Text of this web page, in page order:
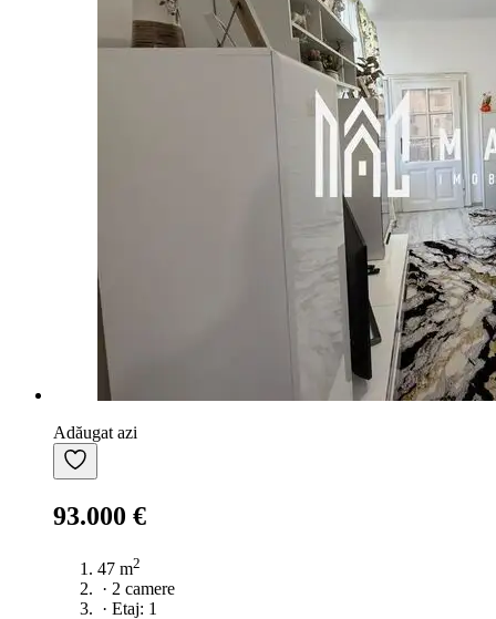
Adăugat azi
93.000 €
47 m2
· 2 camere
· Etaj: 1